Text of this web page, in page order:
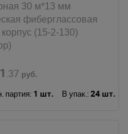
30 м*13 мм
фиберглассовая
(15-2-130)
.37 руб.
партия: 1 шт. В упак.: 24 шт.